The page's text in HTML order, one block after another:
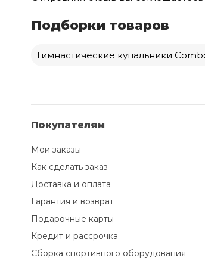
Подборки товаров
Гимнастические купальники
Покупателям
Мои заказы
Как сделать заказ
Доставка и оплата
Гарантия и возврат
Подарочные карты
Кредит и рассрочка
Сборка спортивного оборудования